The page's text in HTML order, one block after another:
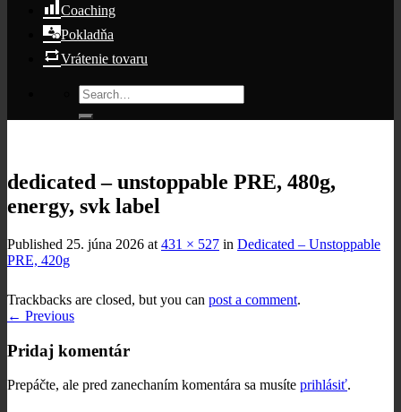
Coaching
Pokladňa
Vrátenie tovaru
Search
for:
dedicated – unstoppable PRE, 480g,
energy, svk label
Published 25. júna 2026 at 431 × 527 in Dedicated – Unstoppable
PRE, 420g
Trackbacks are closed, but you can post a comment.
← Previous
Pridaj komentár
Prepáčte, ale pred zanechaním komentára sa musíte prihlásiť.